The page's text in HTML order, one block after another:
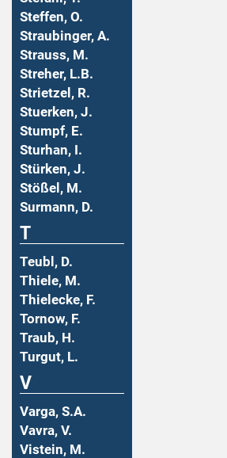
Steffen, O.
Straubinger, A.
Strauss, M.
Streher, L.B.
Strietzel, R.
Stuerken, J.
Stumpf, E.
Sturhan, I.
Stürken, J.
Stößel, M.
Surmann, D.
T
Teubl, D.
Thiele, M.
Thielecke, F.
Tornow, F.
Traub, H.
Turgut, L.
V
Varga, S.A.
Vavra, V.
Vistein, M.